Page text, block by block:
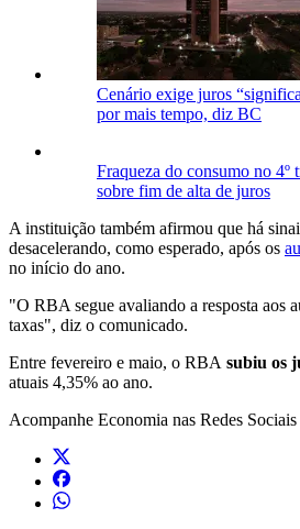
Cenário exige juros
por mais tempo, diz BC
Fraqueza do consumo no 4º
sobre fim de alta de juros
A instituição também afirmou que há
desacelerando, como esperado, após os
no início do ano.
"O RBA segue avaliando a resposta aos
taxas", diz o comunicado.
Entre fevereiro e maio, o RBA subiu os
atuais 4,35% ao ano.
Acompanhe Economia nas Redes Sociais